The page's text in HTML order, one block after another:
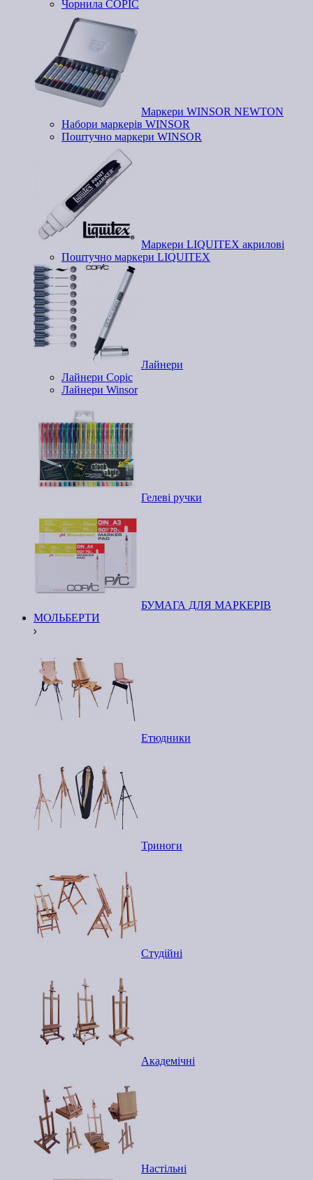
Чорнила COPIC
Маркери WINSOR NEWTON
Набори маркерів WINSOR
Поштучно маркери WINSOR
Маркери LIQUITEX акрилові
Поштучно маркери LIQUITEX
Лайнери
Лайнери Copic
Лайнери Winsor
Гелеві ручки
БУМАГА ДЛЯ МАРКЕРІВ
МОЛЬБЕРТИ
Етюдники
Триноги
Студійні
Академічні
Настільні